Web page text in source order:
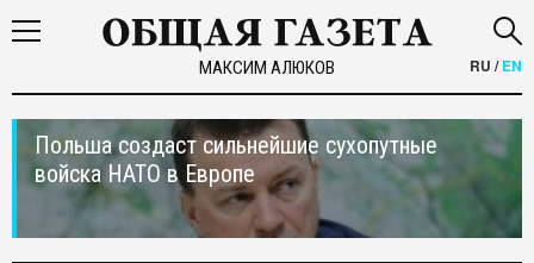
МАКСИМ АЛЮКОВ RU /EN
Польша создаст сильнейшие сухопутные
войска НАТО в Европе